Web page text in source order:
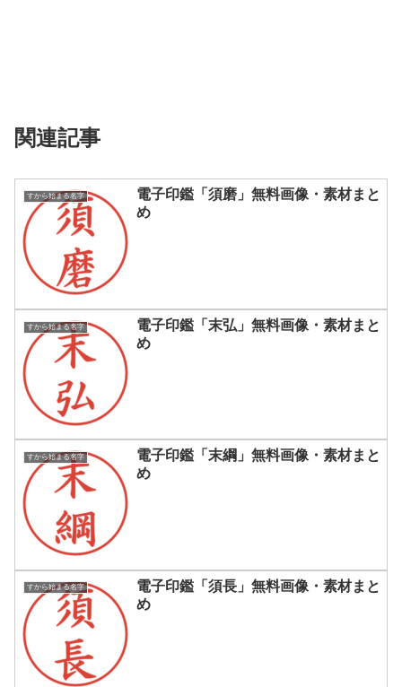
関連記事
すから始まる名字
電子印鑑「須磨」無料画像・素材まと
め
すから始まる名字
電子印鑑「末弘」無料画像・素材まと
め
すから始まる名字
電子印鑑「末綱」無料画像・素材まと
め
すから始まる名字
電子印鑑「須長」無料画像・素材まと
め